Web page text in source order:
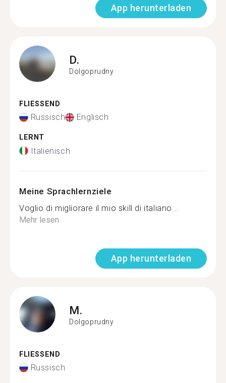
App herunterladen
D.
Dolgoprudny
FLIESSEND
Russisch Englisch
LERNT
Italienisch
Meine Sprachlernziele
Voglio di migliorare il mio skill di italiano...
Mehr lesen
App herunterladen
M.
Dolgoprudny
FLIESSEND
Russisch